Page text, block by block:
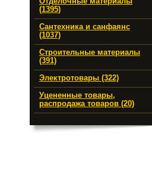
(1395)
Сантехника и санфаянс
(1037)
Строительные материалы
(391)
Электротовары (322)
Уцененные товары,
распродажа товаров (20)